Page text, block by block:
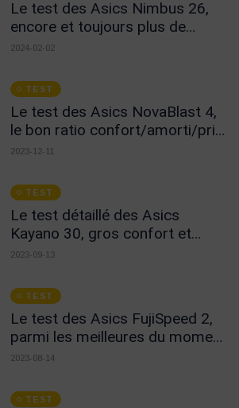
Le test des Asics Nimbus 26,
encore et toujours plus de
confort !
2024-02-02
TEST
Le test des Asics NovaBlast 4,
le bon ratio confort/amorti/prix
!2023-12-11
TEST
Le test détaillé des Asics
Kayano 30, gros confort et
protection pour marathon !
2023-09-13
TEST
Le test des Asics FujiSpeed 2,
parmi les meilleures du moment
!2023-08-14
TEST